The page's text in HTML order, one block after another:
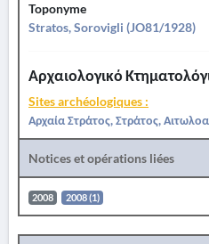
Toponyme
Stratos, Sorovigli (JO81/1928)
Αρχαιολογικό
Sites archéologiques :
Αρχαία Στράτος, Στράτος,
Notices et opérations liées
2008 2008 (1)